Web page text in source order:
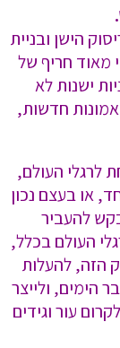
הישן ובניית
מאוד חריף של
ישנות לא
חדשות,
לרגלי העולם,
או בעצם נכון
להעביר
העולם בכלל,
הזה, להעלות
הימים, ולייצר
עור וגידים